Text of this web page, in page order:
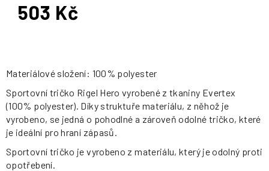
503 Kč
Měrná
Materiálové složení: 100% polyester
Sportovní tričko Rigel Hero vyrobené z tkaniny Evertex
(100% polyester). Díky struktuře materiálu, z něhož je
vyrobeno, se jedná o pohodlné a zároveň odolné tričko, které
je ideální pro hraní zápasů.
Sportovní tričko je vyrobeno z materiálu, který je odolný proti
opotřebení.